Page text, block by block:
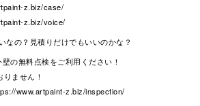
z.biz/case/
z.biz/voice/
の？見積りだけでもいいのかな？
の無料点検をご利用ください！
ません！
www.artpaint-z.biz/inspection/